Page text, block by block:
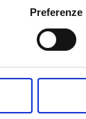
Preferenze
tutti i fori
di BASF e
S40 sismico
tutti i fori
di BASF e